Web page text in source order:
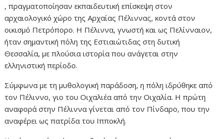
, πραγματοποίησαν εκπαιδευτική επίσκεψη στον
αρχαιολογικό χώρο της Αρχαίας Πέλιννας, κοντά στον
οικισμό Πετρόπορο. Η Πέλιννα, γνωστή και ως Πελίνναιον,
ήταν σημαντική πόλη της Εστιαιώτιδας στη δυτική
Θεσσαλία, με πλούσια ιστορία που ανάγεται στην
ελληνιστική περίοδο.
Σύμφωνα με τη μυθολογική παράδοση, η πόλη ιδρύθηκε από
τον Πέλιννο, γιο του Οιχαλιέα από την Οιχαλία. Η πρώτη
αναφορά στην Πέλιννα γίνεται από τον Πίνδαρο, που την
αναφέρει ως πατρίδα του Ιπποκλή.